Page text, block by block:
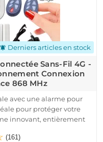
notifications_active Derniers articles en stock
Sans-Fil 4G -
Connexion
868 MHz
avec une alarme pour
pour protéger votre
innovant, entièrement
de fumée intégré.
(161)